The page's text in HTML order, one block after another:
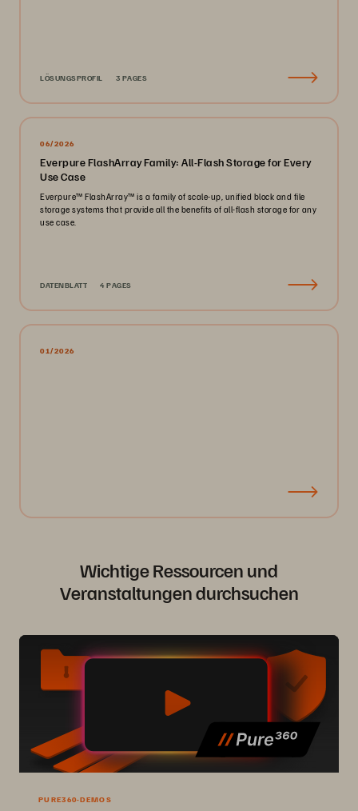
LÖSUNGSPROFIL 3 PAGES
06/2026
Everpure FlashArray Family: All-Flash Storage for Every
Use Case
Everpure™ FlashArray™ is a family of scale-up, unified block and file
storage systems that provide all the benefits of all-flash storage for any
use case.
DATENBLATT 4 PAGES
01/2026
Wichtige Ressourcen und
Veranstaltungen durchsuchen
PURE360-DEMOS